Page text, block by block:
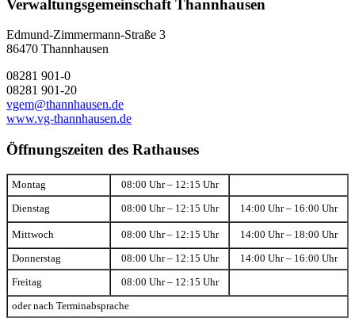
Verwaltungsgemeinschaft Thannhausen
Edmund-Zimmermann-Straße 3
86470 Thannhausen
08281 901-0
08281 901-20
vgem@thannhausen.de
www.vg-thannhausen.de
Öffnungszeiten des Rathauses
Montag 08:00 Uhr – 12:15 Uhr
Dienstag 08:00 Uhr – 12:15 Uhr 14:00 Uhr – 16:00 Uhr
Mittwoch 08:00 Uhr – 12:15 Uhr 14:00 Uhr – 18:00 Uhr
Donnerstag 08:00 Uhr – 12:15 Uhr 14:00 Uhr – 16:00 Uhr
Freitag 08:00 Uhr – 12:15 Uhr
oder nach Terminabsprache